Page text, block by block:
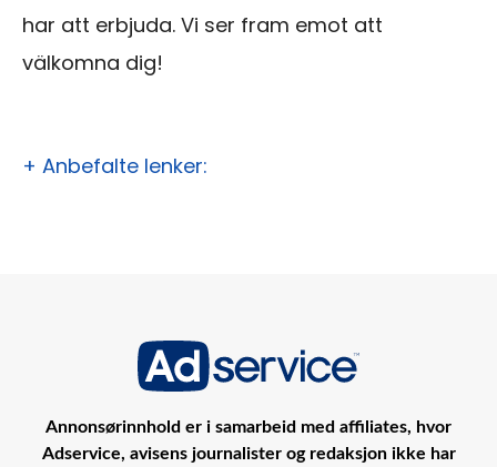
har att erbjuda. Vi ser fram emot att
välkomna dig!
+ Anbefalte lenker:
Annonsørinnhold er i samarbeid med affiliates, hvor
Adservice, avisens journalister og redaksjon ikke har